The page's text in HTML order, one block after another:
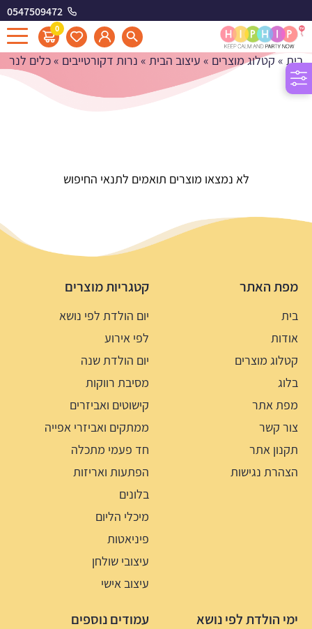
0547509472
0 כלים לנר
בית » קטלוג מוצרים » עיצוב הבית » נרות דקורטייבים »כלים לנר
לא נמצאו מוצרים תואמים לתנאי החיפוש
מפת האתר
בית
אודות
קטלוג מוצרים
בלוג
מפת אתר
צור קשר
תקנון אתר
הצהרת נגישות
קטגריות מוצרים
יום הולדת לפי נושא
לפי אירוע
יום הולדת שנה
מסיבת רווקות
קישוטים ואביזרים
ממתקים ואביזרי אפייה
חד פעמי מתכלה
הפתעות ואריזות
בלונים
מיכלי הליום
פיניאטות
עיצובי שולחן
עיצוב אישי
ימי הולדת לפי נושא עמודים נוספים